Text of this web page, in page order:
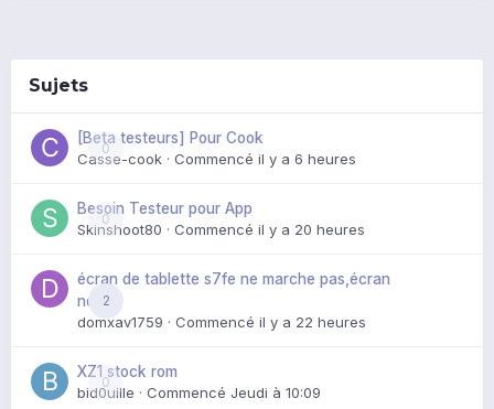
Sujets
0
[Beta testeurs] Pour Cook
Casse-cook · Commencé il y a 6 heures
0
Besoin Testeur pour App
Skinshoot80 · Commencé il y a 20 heures
2
écran de tablette s7fe ne marche pas,écran
noir
domxav1759 · Commencé il y a 22 heures
0
XZ1 stock rom
bid0uille · Commencé Jeudi à 10:09